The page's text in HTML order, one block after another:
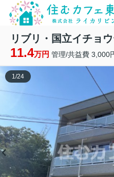
リブリ・国立イチョ
11.4万円 管理/共益費 3,000
1/24